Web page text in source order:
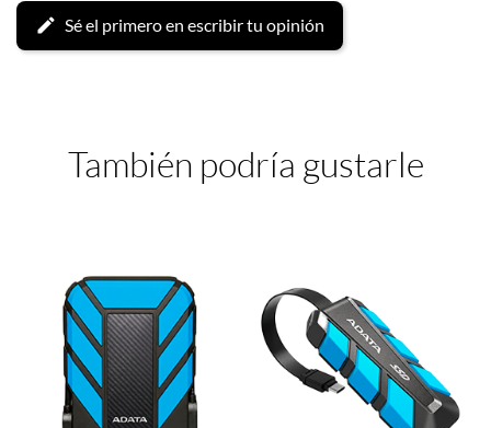
Sé el primero en escribir tu opinión
También podría gustarle